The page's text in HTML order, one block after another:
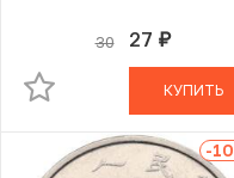
30 27 руб.
В КОРЗИНЕ
КУПИТЬ
-10